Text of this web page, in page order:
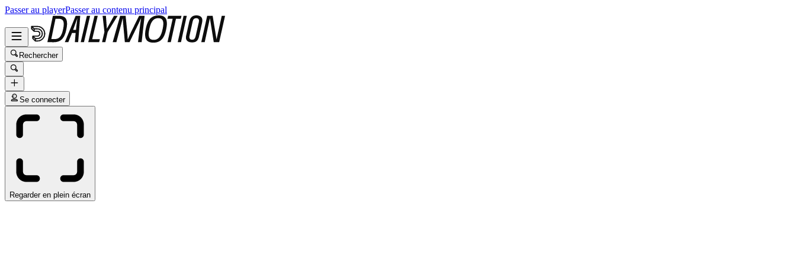
Passer au playerPasser au contenu principal
Rechercher
Se connecter
Regarder en plein écran